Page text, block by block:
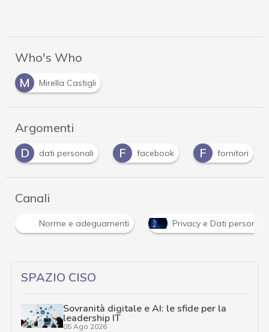
Who's Who
M
Mirella Castigli
Argomenti
D
dati personali F facebook F fornitori
Canali
Norme e adeguamenti Privacy e Dati personali
SPAZIO CISO
Sovranità digitale e AI: le sfide per la
leadership IT
05 Ago 2026